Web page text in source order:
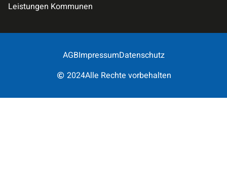
Leistungen Kommunen
AGBImpressumDatenschutz
2024Alle Rechte vorbehalten